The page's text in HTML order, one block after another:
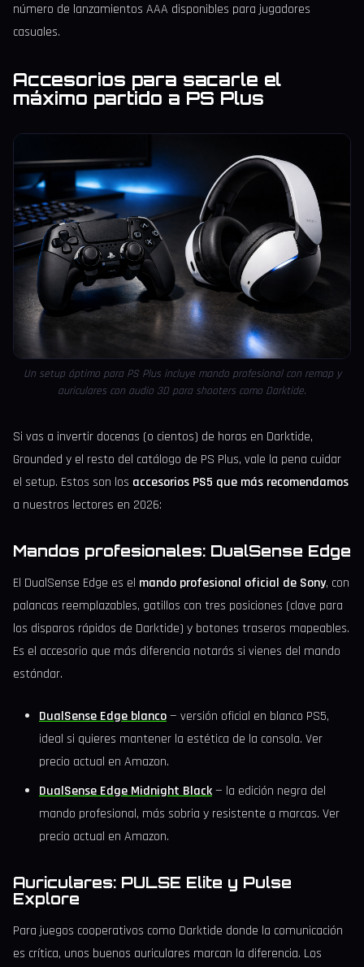
número de lanzamientos AAA disponibles para jugadores
casuales.
Accesorios para sacarle el
máximo partido a PS Plus
Un setup óptimo para PS Plus incluye mando profesional con remap y
auriculares con audio 3D para shooters como Darktide.
Si vas a invertir docenas (o cientos) de horas en Darktide,
Grounded y el resto del catálogo de PS Plus, vale la pena cuidar
el setup. Estos son los accesorios PS5 que más recomendamos
a nuestros lectores en 2026:
Mandos profesionales: DualSense Edge
El DualSense Edge es el mando profesional oficial de Sony, con
palancas reemplazables, gatillos con tres posiciones (clave para
los disparos rápidos de Darktide) y botones traseros mapeables.
Es el accesorio que más diferencia notarás si vienes del mando
estándar.
DualSense Edge blanco— versión oficial en blanco PS5,
ideal si quieres mantener la estética de la consola. Ver
precio actual en Amazon.
DualSense Edge Midnight Black— la edición negra del
mando profesional, más sobria y resistente a marcas. Ver
precio actual en Amazon.
Auriculares: PULSE Elite y Pulse
Explore
Para juegos cooperativos como Darktide donde la comunicación
es crítica, unos buenos auriculares marcan la diferencia. Los